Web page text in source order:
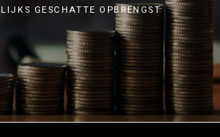
GESCHATTE OPBRENGST